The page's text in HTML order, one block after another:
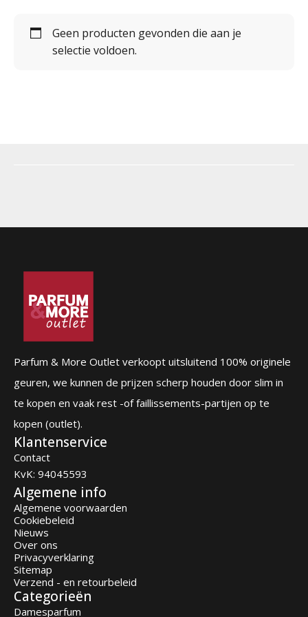
Geen producten gevonden die aan je
selectie voldoen.
Parfum & More Outlet verkoopt uitsluitend 100% originele
geuren, we kunnen de prijzen scherp houden door slim in
te kopen en vaak rest -of faillissements-partijen op te
kopen (outlet).
Klantenservice
Contact
KvK: 94045593
Algemene info
Algemene voorwaarden
Cookiebeleid
Nieuws
Over ons
Privacyverklaring
Sitemap
Verzend - en retourbeleid
Categorieën
Damesparfum